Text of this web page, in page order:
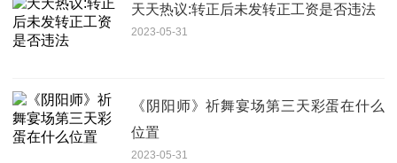
天天热议:转正后未发转正工资是否违法
2023-05-31
《阴阳师》祈舞宴场第三天彩蛋在什么
位置
2023-05-31